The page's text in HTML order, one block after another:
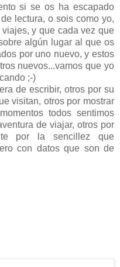
si se os ha escapado
lectura, o sois como yo,
y que cada vez que
algún lugar al que os
por uno nuevo, y estos
nuevos...vamos que yo
;-)
de escribir, otros por su
visitan, otros por mostrar
todos sentimos
de viajar, otros por
por la sencillez que
con datos que son de